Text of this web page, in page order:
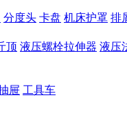
分度头 卡盘 机床护罩 排
顶 液压螺栓拉伸器 液压
屉 工具车